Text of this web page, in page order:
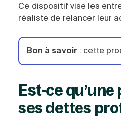
Ce dispositif vise les
réaliste de relancer leur
Bon à savoir : cette
Est-ce
ses dettes